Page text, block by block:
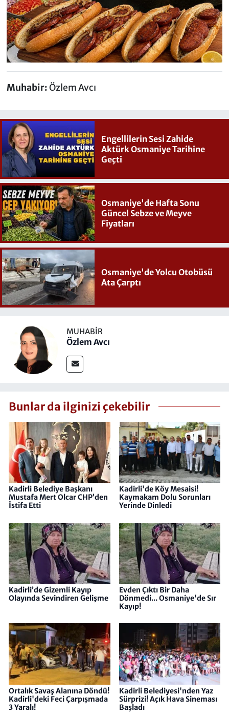
Muhabir:Özlem Avcı
Engellilerin Sesi Zahide
Aktürk Osmaniye Tarihine
Geçti
Osmaniye'de Hafta Sonu
Güncel Sebze ve Meyve
Fiyatları
Osmaniye'de Yolcu Otobüsü
Ata Çarptı
MUHABIR
Özlem Avcı
Bunlar da ilginizi çekebilir
Kadirli Belediye Başkanı
Mustafa Mert Olcar CHP’den
İstifa Etti
Kadirli'de Köy Mesaisi!
Kaymakam Dolu Sorunları
Yerinde Dinledi
Kadirli’de Gizemli Kayıp
Olayında Sevindiren Gelişme
Evden Çıktı Bir Daha
Dönmedi... Osmaniye'de Sır
Kayıp!
Ortalık Savaş Alanına Döndü!
Kadirli'deki Feci Çarpışmada
3 Yaralı!
Kadirli Belediyesi'nden Yaz
Sürprizi! Açık Hava Sineması
Başladı